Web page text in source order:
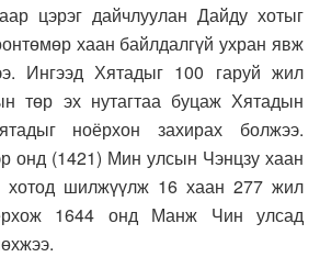
цэрэг дайчлуулан Дайду хотыг
хаан байлдалгүй ухран явж
Ингээд Хятадыг 100 гаруй жил
төр эх нутагтаа буцаж Хятадын
ноёрхон захирах болжээ.
онд (1421) Мин улсын Чэнцзу хаан
хотод шилжүүлж 16 хаан 277 жил
1644 онд Манж Чин улсад